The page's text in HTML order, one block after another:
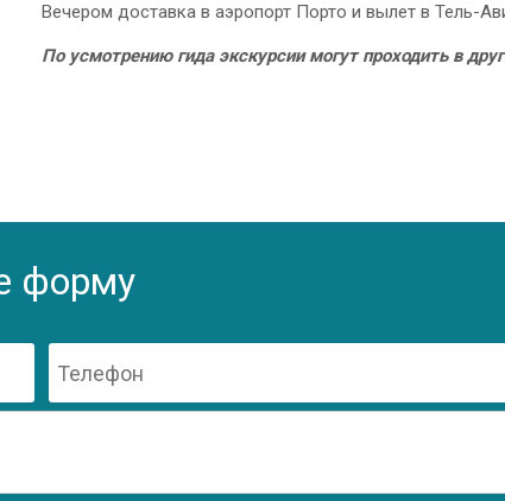
Вечером доставка в аэропорт Порто и вылет в Тель-
По усмотрению гида экскурсии могут проходить в
форму